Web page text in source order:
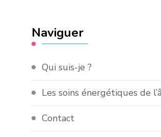
Naviguer
Qui suis-je ?
Les soins énergétiques de
Contact